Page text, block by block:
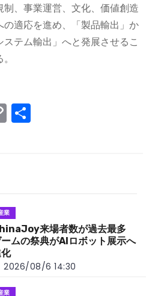
、事業運営、文化、価値創造
適応を進め、「製品輸出」か
テム輸出」へと発展させるこ
C
o
n
k
業
来場者数が過去最多
ムの祭典がAIロボット展示へ
2026/08/6 14:30
業